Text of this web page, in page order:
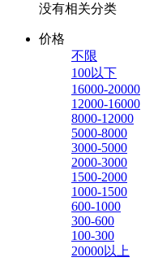
没有相关分类
价格
不限
100以下
16000-20000
12000-16000
8000-12000
5000-8000
3000-5000
2000-3000
1500-2000
1000-1500
600-1000
300-600
100-300
20000以上